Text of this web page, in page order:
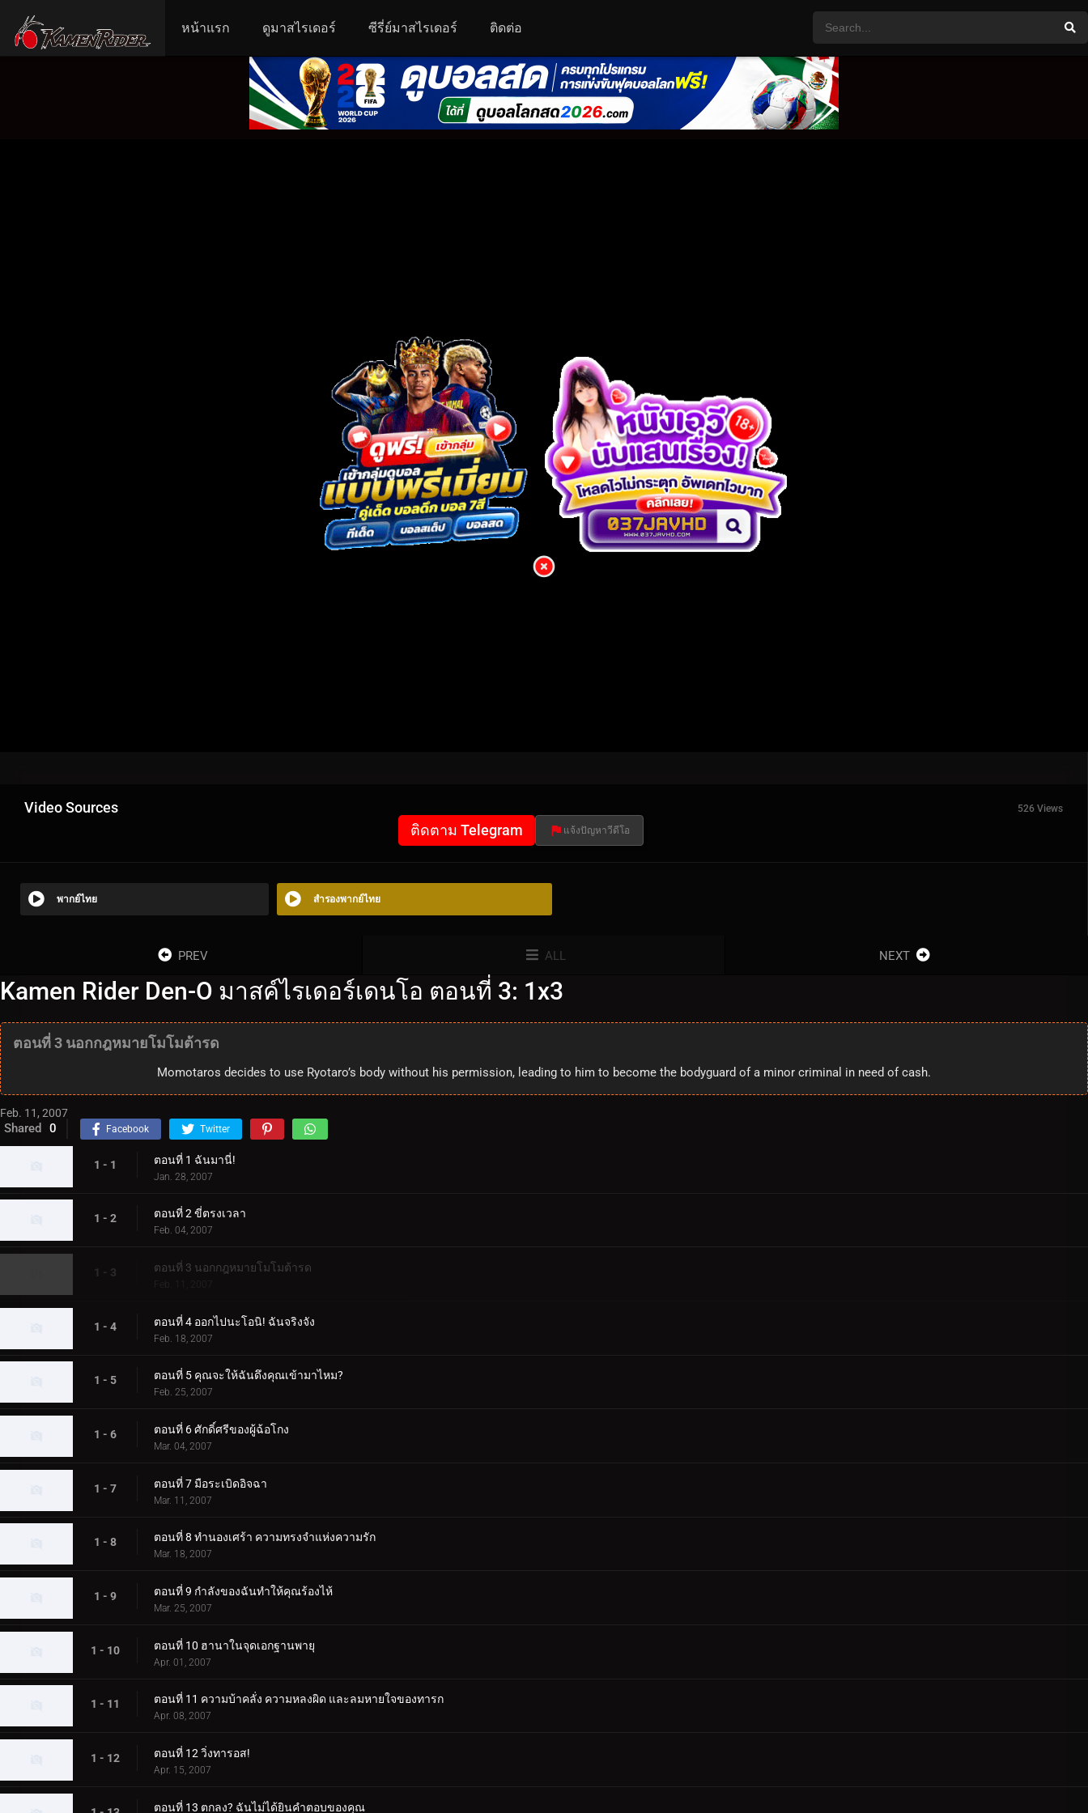
หน้าแรก ดูมาสไรเดอร์ ซีรี่ย์มาสไรเดอร์ ติดต่อ
Video Sources 526 Views
ติดตาม Telegram แจ้งปัญหาวีดีโอ
พากย์ไทย สำรองพากย์ไทย
PREV ALL NEXT
Kamen Rider Den-O มาสค์ไรเดอร์เดนโอ ตอนที่ 3: 1x3
ตอนที่ 3 นอกกฎหมายโมโมต้ารด
Momotaros decides to use Ryotaro’s body without his permission, leading to him to become the bodyguard of a minor criminal in need of cash.
Feb. 11, 2007
Shared 0 Facebook Twitter
1 - 1 ตอนที่ 1 ฉันมานี่!
Jan. 28, 2007
1 - 2 ตอนที่ 2 ขี่ตรงเวลา
Feb. 04, 2007
1 - 3 ตอนที่ 3 นอกกฎหมายโมโมต้ารด
1 - 4 ตอนที่ 4 ออกไปนะโอนิ! ฉันจริงจัง
Feb. 18, 2007
1 - 5 ตอนที่ 5 คุณจะให้ฉันดึงคุณเข้ามาไหม?
Feb. 25, 2007
1 - 6 ตอนที่ 6 ศักดิ์ศรีของผู้ฉ้อโกง
Mar. 04, 2007
1 - 7 ตอนที่ 7 มือระเบิดอิจฉา
Mar. 11, 2007
1 - 8 ตอนที่ 8 ทำนองเศร้า ความทรงจำแห่งความรัก
Mar. 18, 2007
1 - 9 ตอนที่ 9 กำลังของฉันทำให้คุณร้องไห้
Mar. 25, 2007
1 - 10 ตอนที่ 10 ฮานาในจุดเอกฐานพายุ
Apr. 01, 2007
1 - 11 ตอนที่ 11 ความบ้าคลั่ง ความหลงผิด และลมหายใจของทารก
Apr. 08, 2007
1 - 12 ตอนที่ 12 วิ่งทารอส!
Apr. 15, 2007
ตอนที่ 13 ตกลง? ฉันไม่ได้ยินคำตอบของคุณ